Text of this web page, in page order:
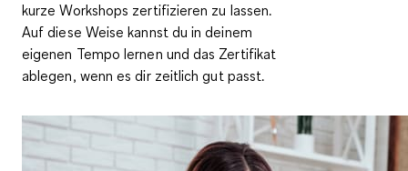
kurze Workshops zertifizieren zu lassen.
Auf diese Weise kannst du in deinem
eigenen Tempo lernen und das Zertifikat
ablegen, wenn es dir zeitlich gut passt.